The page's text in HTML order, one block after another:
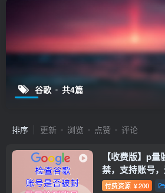
谷歌 共4篇
排序 更新 浏览 点赞 评论
【收费版】p
禁，支持账号
【谷歌账号检测
付费资源 ￥200